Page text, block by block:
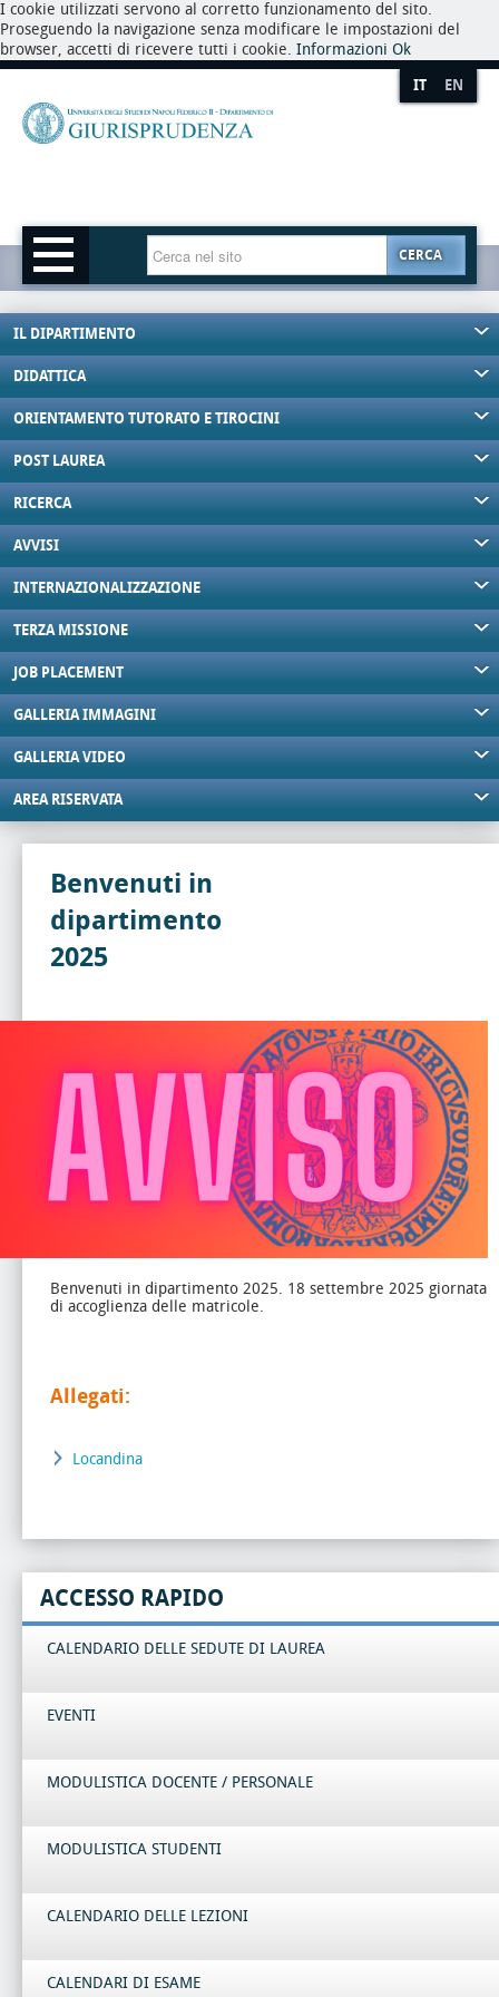
I cookie utilizzati servono al corretto funzionamento del sito.
Proseguendo la navigazione senza modificare le impostazioni del
browser, accetti di ricevere tutti i cookie. Informazioni Ok
IT EN
CERCA
IL DIPARTIMENTO
DIDATTICA
ORIENTAMENTO TUTORATO E TIROCINI
POST LAUREA
RICERCA
AVVISI
INTERNAZIONALIZZAZIONE
TERZA MISSIONE
JOB PLACEMENT
GALLERIA IMMAGINI
GALLERIA VIDEO
AREA RISERVATA
Benvenuti in
dipartimento
2025
Benvenuti in dipartimento 2025. 18 settembre 2025 giornata
di accoglienza delle matricole.
Allegati:
Locandina
ACCESSO RAPIDO
CALENDARIO DELLE SEDUTE DI LAUREA
EVENTI
MODULISTICA DOCENTE / PERSONALE
MODULISTICA STUDENTI
CALENDARIO DELLE LEZIONI
CALENDARI DI ESAME